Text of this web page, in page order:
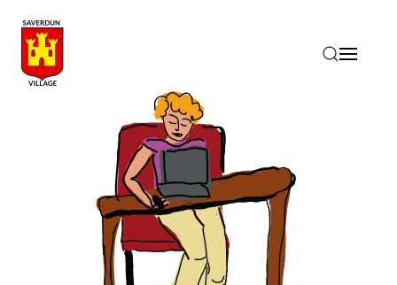
Accéder au contenu principal